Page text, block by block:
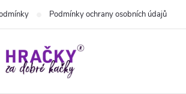
Podmínky ochrany osobních údajů